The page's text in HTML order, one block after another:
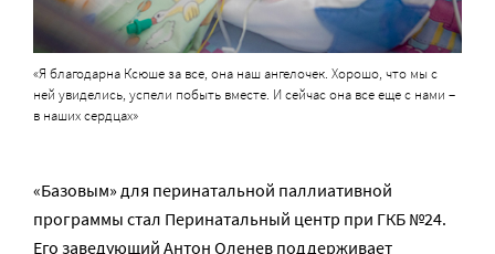
«Я благодарна Ксюше за все, она наш ангелочек. Хорошо, что мы с
ней увиделись, успели побыть вместе. И сейчас она все еще с нами –
в наших сердцах»
«Базовым» для перинатальной паллиативной
программы стал Перинатальный центр при ГКБ №24.
Его заведующий Антон Оленев поддерживает